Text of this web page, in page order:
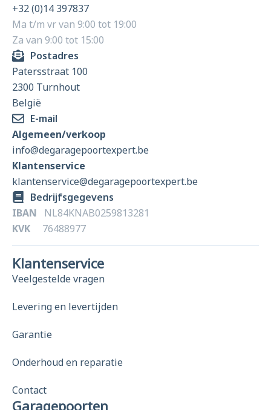
+32 (0)14 397837
Ma t/m vr van 9:00 tot 19:00
Za van 9:00 tot 15:00
Postadres
Patersstraat 100
2300 Turnhout
België
E-mail
Algemeen/verkoop
info@degaragepoortexpert.be
Klantenservice
klantenservice@degaragepoortexpert.be
Bedrijfsgegevens
IBAN NL84KNAB0259813281
KVK 76488977
Klantenservice
Veelgestelde vragen
Levering en levertijden
Garantie
Onderhoud en reparatie
Contact
Garagepoorten